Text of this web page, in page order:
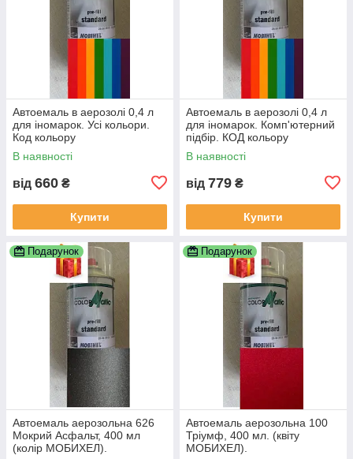
Автоемаль в аерозолі 0,4 л
для іномарок. Усі кольори.
Код кольору
ОБОВЯЗКОВИЙ!!! По VIN
коду НЕ ПРАЦЮЕМО!!!
В наявності
від 660 ₴
Купити
Автоемаль в аерозолі 0,4 л
для іномарок. Комп'ютерний
підбір. КОД кольору
ОБОВЯЗКОВИЙ!!! По VIN
коду не працюемо!!!
В наявності
від 779 ₴
Купити
Подарунок
Автоемаль аерозольна 626
Мокрий Асфальт, 400 мл
(колір МОБИХЕЛ).
Подарунок
Автоемаль аерозольна 100
Тріумф, 400 мл. (квіту
МОБИХЕЛ).